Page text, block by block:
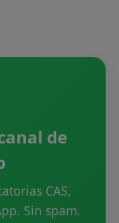
de
CAS,
Sin spam.